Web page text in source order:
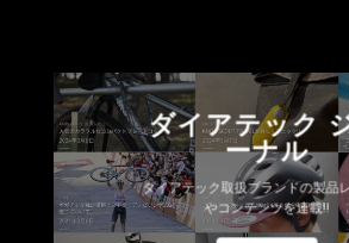
ダイアテック
ーナル
ダイアテック取扱ブランドの製品
やコンテンツを連載!!